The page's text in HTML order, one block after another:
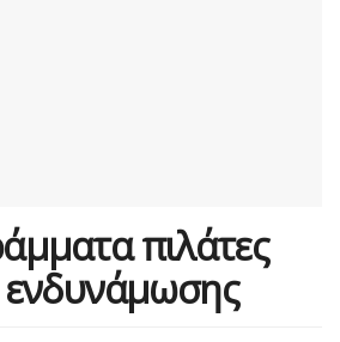
πιλάτες
ενδυνάμωσης